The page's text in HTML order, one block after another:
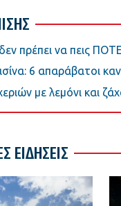
πρέπει να πεις
6 απαράβατοι
με λεμόνι και
ΕΙΔΗΣΕΙΣ